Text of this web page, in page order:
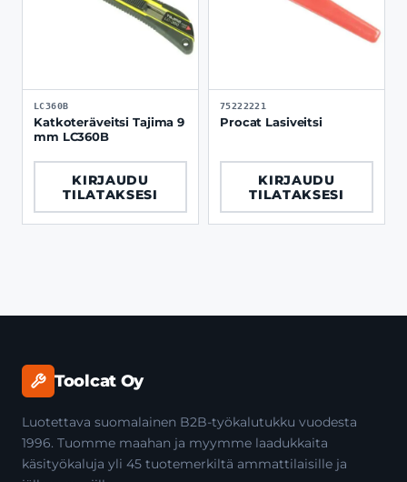
LC360B
Katkoteräveitsi Tajima 9
mm LC360B
KIRJAUDU
TILATAKSESI
75222221
Procat Lasiveitsi
KIRJAUDU
TILATAKSESI
Toolcat Oy
Luotettava suomalainen B2B-työkalutukku vuodesta
1996. Tuomme maahan ja myymme laadukkaita
käsityökaluja yli 45 tuotemerkiltä ammattilaisille ja